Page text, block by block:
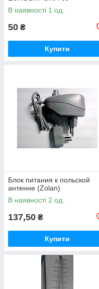
В наявності 1 од.
50 ₴
Купити
Блок питания к польской
антенне (Zolan)
В наявності 2 од.
137,50 ₴
Купити